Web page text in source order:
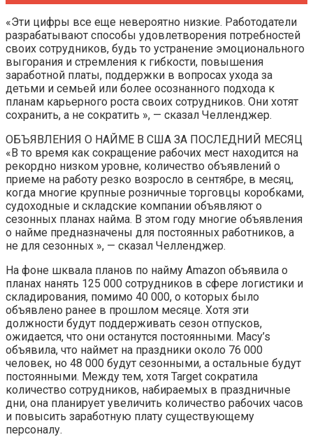
«Эти цифры все еще невероятно низкие. Работодатели
разрабатывают способы удовлетворения потребностей
своих сотрудников, будь то устранение эмоционального
выгорания и стремления к гибкости, повышения
заработной платы, поддержки в вопросах ухода за
детьми и семьей или более осознанного подхода к
планам карьерного роста своих сотрудников. Они хотят
сохранить, а не сократить », — сказал Челленджер.
ОБЪЯВЛЕНИЯ О НАЙМЕ В США ЗА ПОСЛЕДНИЙ МЕСЯЦ
«В то время как сокращение рабочих мест находится на
рекордно низком уровне, количество объявлений о
приеме на работу резко возросло в сентябре, в месяц,
когда многие крупные розничные торговцы коробками,
судоходные и складские компании объявляют о
сезонных планах найма. В этом году многие объявления
о найме предназначены для постоянных работников, а
не для сезонных », — сказал Челленджер.
На фоне шквала планов по найму Amazon объявила о
планах нанять 125 000 сотрудников в сфере логистики и
складирования, помимо 40 000, о которых было
объявлено ранее в прошлом месяце. Хотя эти
должности будут поддерживать сезон отпусков,
ожидается, что они останутся постоянными. Macy’s
объявила, что наймет на праздники около 76 000
человек, но 48 000 будут сезонными, а остальные будут
постоянными. Между тем, хотя Target сократила
количество сотрудников, набираемых в праздничные
дни, она планирует увеличить количество рабочих часов
и повысить заработную плату существующему
персоналу.